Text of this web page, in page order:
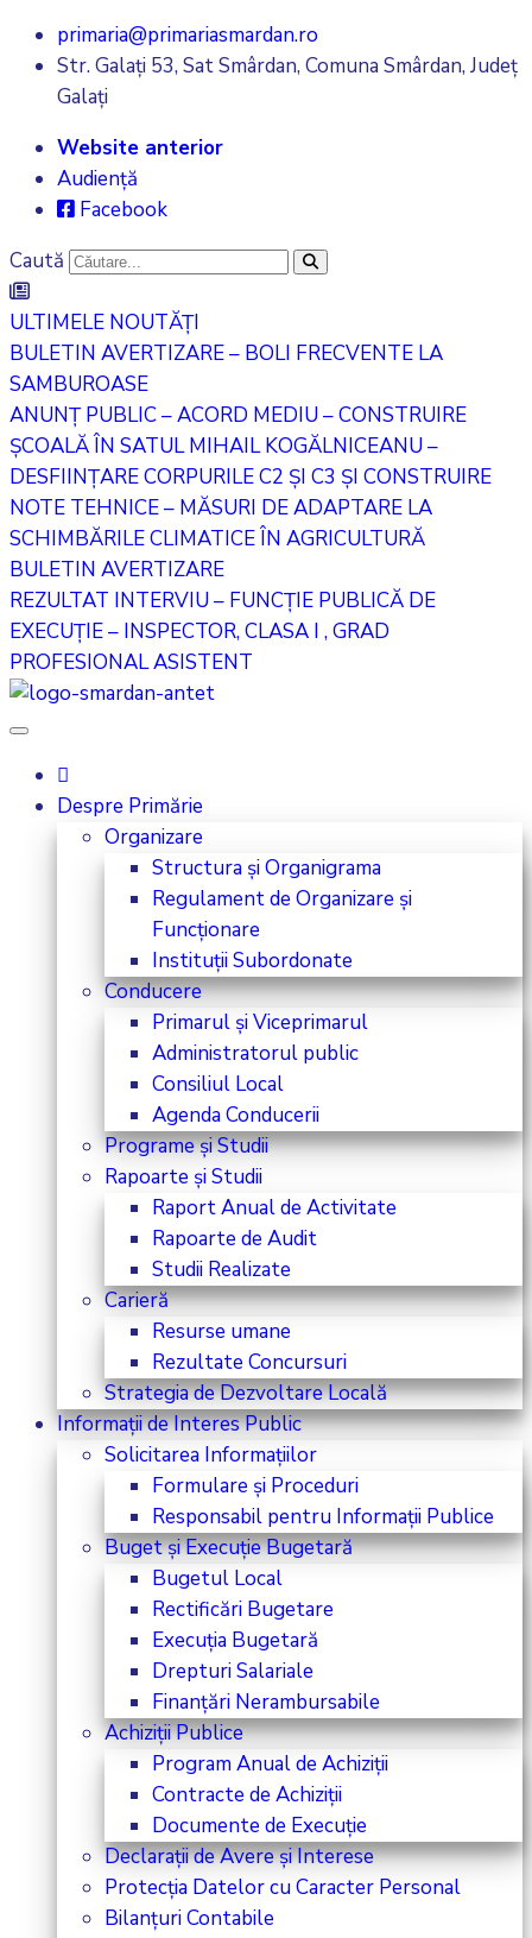
primaria@primariasmardan.ro
Str. Galați 53, Sat Smârdan, Comuna Smârdan, Județ
Galați
Website anterior
Audiență
Facebook
Caută
ULTIMELE NOUTĂȚI
BULETIN AVERTIZARE – BOLI FRECVENTE LA
SAMBUROASE
ANUNȚ PUBLIC – ACORD MEDIU – CONSTRUIRE
ȘCOALĂ ÎN SATUL MIHAIL KOGĂLNICEANU –
DESFIINȚARE CORPURILE C2 ȘI C3 ȘI CONSTRUIRE
NOTE TEHNICE – MĂSURI DE ADAPTARE LA
SCHIMBĂRILE CLIMATICE ÎN AGRICULTURĂ
BULETIN AVERTIZARE
REZULTAT INTERVIU – FUNCȚIE PUBLICĂ DE
EXECUȚIE – INSPECTOR, CLASA I , GRAD
PROFESIONAL ASISTENT
Despre Primărie
Organizare
Structura și Organigrama
Regulament de Organizare și
Funcționare
Instituții Subordonate
Conducere
Primarul și Viceprimarul
Administratorul public
Consiliul Local
Agenda Conducerii
Programe și Studii
Rapoarte și Studii
Raport Anual de Activitate
Rapoarte de Audit
Studii Realizate
Carieră
Resurse umane
Rezultate Concursuri
Strategia de Dezvoltare Locală
Informații de Interes Public
Solicitarea Informațiilor
Formulare și Proceduri
Responsabil pentru Informații Publice
Buget și Execuție Bugetară
Bugetul Local
Rectificări Bugetare
Execuția Bugetară
Drepturi Salariale
Finanțări Nerambursabile
Achiziții Publice
Program Anual de Achiziții
Contracte de Achiziții
Documente de Execuție
Declarații de Avere și Interese
Protecția Datelor cu Caracter Personal
Bilanțuri Contabile